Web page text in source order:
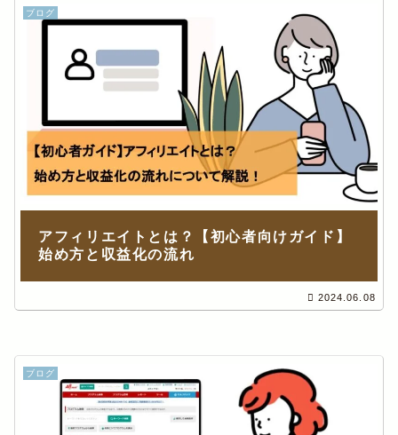
ブログ
アフィリエイトとは？【初心者向けガイド】
始め方と収益化の流れ
2024.06.08
ブログ